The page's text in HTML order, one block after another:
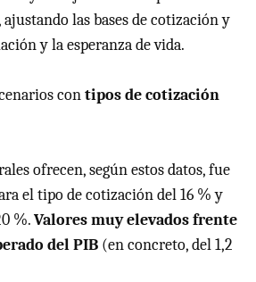
las bases de cotización y
y la esperanza de vida.
contipos de cotización
ofrecen, según estos datos, fue
el tipo de cotización del 16 % y
%.Valores muy elevados frente
del PIB (en concreto, del 1,2